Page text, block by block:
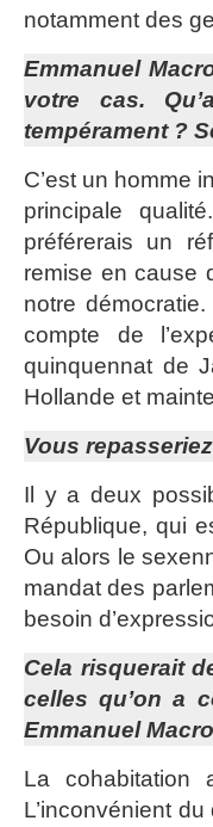
notamment des
Emmanuel
votre cas.
tempérament ?
C’est un homme
principale
préférerais un
remise en cause
notre
compte de
quinquennat de
Hollande et
Vous
Il y a deux
République, qui
Ou alors le
mandat des
besoin
Cela risquerait
celles qu’on a
Emmanuel
La cohabitation
L’inconvénient